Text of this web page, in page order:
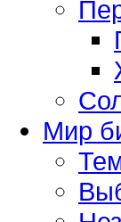
Мир